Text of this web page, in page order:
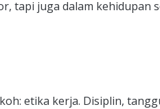
tapi juga dalam kehidupan
etika kerja. Disiplin,